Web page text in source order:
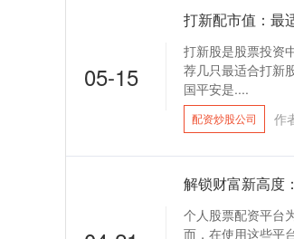
05-15
打新配市值：最
打新股是股票投资
荐几只最适合打新
国平安是....
配资炒股公司 作
解锁财富新高度
个人股票配资平台
而，在使用这些平